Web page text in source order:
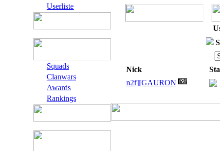
Userliste
Squads
Clanwars
Awards
Rankings
Nick
n2f][GAURON